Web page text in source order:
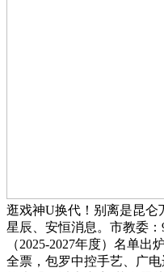
逛戏神U换代！别离是昆仑
星辰、安恒消息。市教委
（2025-2027年度）名单
全票，包罗中控手艺、广